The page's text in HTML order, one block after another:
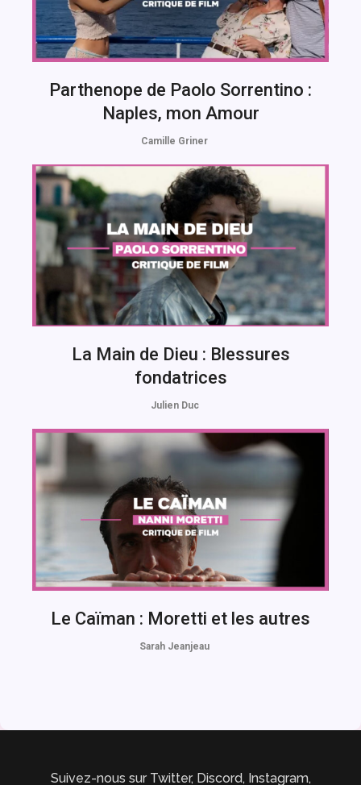
Parthenope de Paolo Sorrentino :
Naples, mon Amour
Camille Griner
La Main de Dieu : Blessures
fondatrices
Julien Duc
Le Caïman : Moretti et les autres
Sarah Jeanjeau
Suivez-nous sur Twitter, Discord, Instagram,